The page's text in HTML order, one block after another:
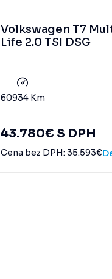
Volkswagen T7
Life 2.0 TSI DSG
60934 Km
43.780€ S DPH
Cena bez DPH: 35.593€